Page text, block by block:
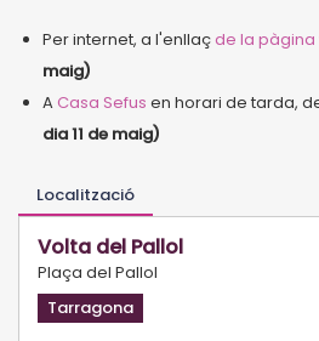
Per internet, a l'enllaçde la pàgina
maig)
ACasa Sefus en horari de tarda, de
dia 11 de maig)
Localització
Volta del Pallol
Plaça del Pallol
Tarragona